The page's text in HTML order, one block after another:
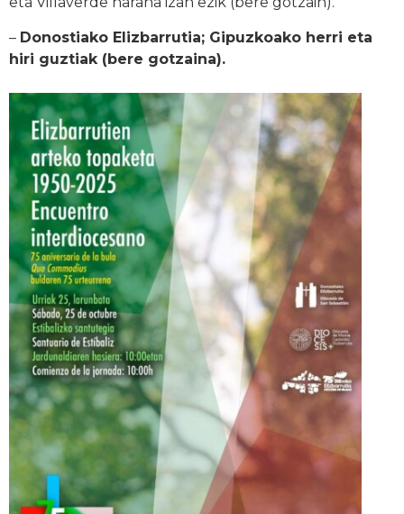
– Donostiako Elizbarrutia; Gipuzkoako herri eta
hiri guztiak (bere gotzaina).